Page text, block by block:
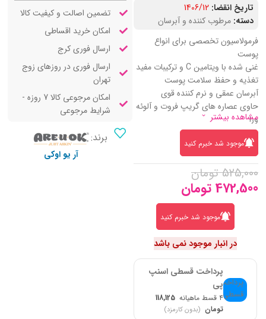
تاریخ انقضا: 1406/12
دسته: مرطوب کننده و آبرسان
فرمولاسیون تخصصی برای انواع
پوست
غنی‌ شده با ویتامین‌ C و ترکیبات مفید
تغذیه و حفظ سلامت پوست
آبرسان عمقی و نرم‌ کننده قوی
حاوی عصاره‌ های گریپ فروت و آلوئه
ورا
دارای خواص آنتی‌ اکسیدانی و روشن
کننده
جلوگیری از بروز خشکی و کشیدگی
پوست
برطرف‌ کننده لک ها و تیرگی های
پوستی
فرمول سبک و جذب سریع با ترکیبات
افزایش لطافت و شادابی بیشتر پوست
بهبود دهنده خاصیت ارتجاعی پوست
ضد حساسیت و ضد التهاب
رایحه‌ دل‌ انگیز میوه گریپ فروت
مشاهده بیشتر
موجود شد خبرم کنید
525,000 تومان
472,500 تومان
موجود شد خبرم کنید
در انبار موجود نمی باشد
پرداخت قسطی اسنپ
پی
۴ قسط ماهیانه
118,125
تومان (بدون کارمزد)
تضمین اصالت و کیفیت کالا
امکان خرید اقساطی
ارسال فوری کرج
ارسال فوری در روزهای زوج
تهران
امکان مرجوعی کالا 7 روزه -
شرایط مرجوعی
برند:
آر یو اوکی